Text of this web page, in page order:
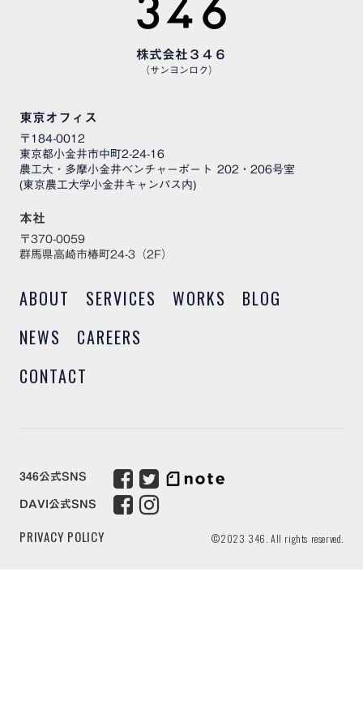
株式会社３４６
（サンヨンロク）
東京オフィス
〒184-0012
東京都小金井市中町2-24-16
農工大・多摩小金井ベンチャーポート 202・206号室
(東京農工大学小金井キャンパス内)
本社
〒370-0059
群馬県高崎市椿町24-3（2F）
ABOUT SERVICES WORKS
BLOG
NEWS
CAREERS
CONTACT
346公式SNS
DAVI公式SNS
PRIVACY POLICY ©2023 346. All rights reserved.